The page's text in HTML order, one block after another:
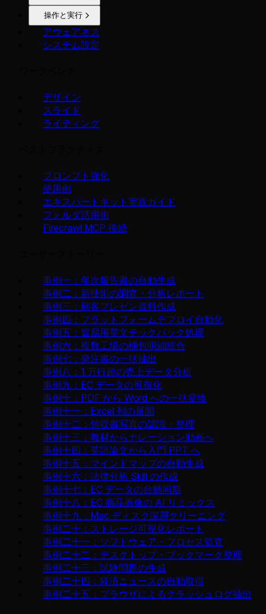
操作と実行
アウェアネス
システム設定
デザイン
スライド
ライティング
プロンプト強化
使用例
エキスパートキット実践ガイド
フォルダ活用術
Firecrawl MCP 接続
事例一：年次報告書の自動生成
事例二：新技術の調査・分析レポート
事例三：顧客プレゼン資料作成
事例四：プラットフォームデプロイ自動化
事例五：貿易用英文テックパック処理
事例六：複数工場の梱包明細統合
事例七：発注書の一括抽出
事例八：1 万行超の売上データ分析
事例九：EC データの可視化
事例十：PDF から Word への一括変換
事例十一：Excel 列の展開
事例十二：領収書写真の認識・整理
事例十三：教材からナレーション動画へ
事例十四：英語論文から入門 PPT へ
事例十五：マインドマップの自動生成
事例十六：法律分析 Skill の作成
事例十七：EC データの自動同期
事例十八：EC 商品画像の AI リミックス
事例十九：Mac ディスク深層クリーニング
事例二十：ストレージ可視化レポート
事例二十一：ソフトウェア・プロセス監査
事例二十二：デスクトップ・ブックマーク整理
事例二十三：試験問題の生成
事例二十四：経済ニュースの自動取得
事例二十五：ブラウザによるクラッシュログ抽出